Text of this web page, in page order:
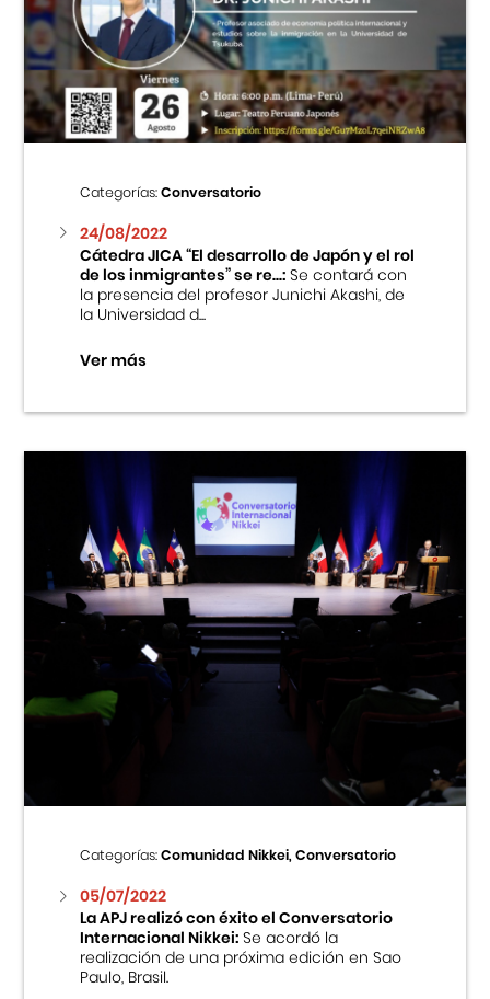
Categorías:Conversatorio
24/08/2022
Cátedra JICA “El desarrollo de Japón y el rol
de los inmigrantes” se re...:Se contará con
la presencia del profesor Junichi Akashi, de
la Universidad d...
Ver más
Categorías:Comunidad Nikkei, Conversatorio
05/07/2022
La APJ realizó con éxito el Conversatorio
Internacional Nikkei:Se acordó la
realización de una próxima edición en Sao
Paulo, Brasil.